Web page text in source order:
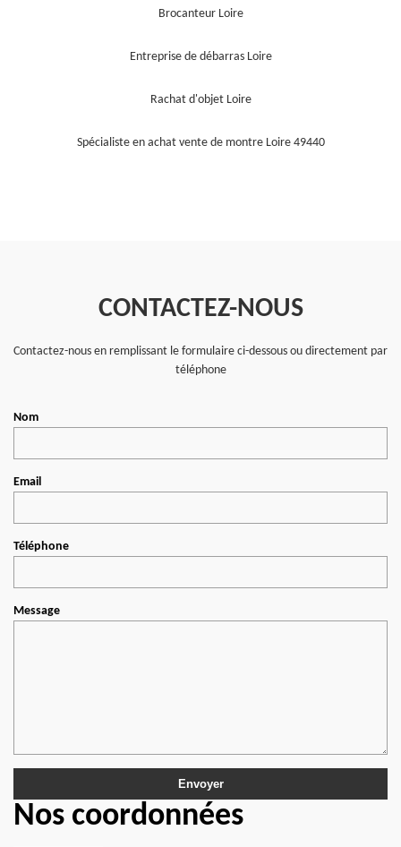
Brocanteur Loire
Entreprise de débarras Loire
Rachat d'objet Loire
Spécialiste en achat vente de montre Loire 49440
CONTACTEZ-NOUS
Contactez-nous en remplissant le formulaire ci-dessous ou directement par
téléphone
Nom
Email
Téléphone
Message
Nos coordonnées